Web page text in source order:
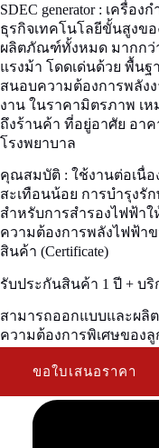
SDEC generator : เครื่อง
ธุรกิจเทคโนโลยีขั้นสูงข
ผลิตภัณฑ์ทั้งหมด มากกว่า
แรงม้า โดดเด่นด้วย พื้น
สนอบความต้องการพลัง
งาน ในราคามิตรภาพ เ
ถึงร้านค้า ที่อยู่อาศัย อา
โรงพยาบาล
คุณสมบัติ : ใช้งานต่อเนื่
สะเทือนน้อย การบำรุงรั
สำหรับการสำรองไฟฟ้า
ความต้องการพลังไฟฟ้า
สินค้า (Certificate)
รับประกันสินค้า 1 ปี + บริก
สามารถออกแบบและผ
ความต้องการพิเศษของลู
ขอใบเสนอราคา